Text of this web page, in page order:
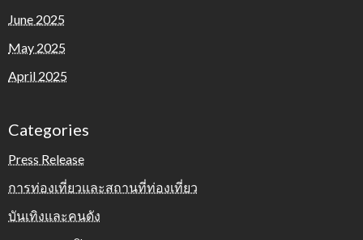
June 2025
May 2025
April 2025
Categories
Press Release
การท่องเที่ยวและสถานที่ท่องเที่ยว
บันเทิงและคนดัง